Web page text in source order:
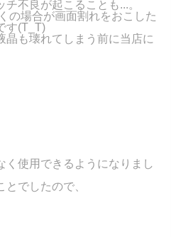
不良が起こることも...。
の場合が画面割れをおこした
す(T_T)
晶も壊れてしまう前に当店に
く使用できるようになりまし
でしたので、